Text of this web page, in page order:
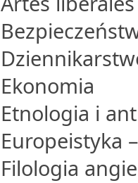
Ekonomia
Etnologia i
Europeistyka
Filologia